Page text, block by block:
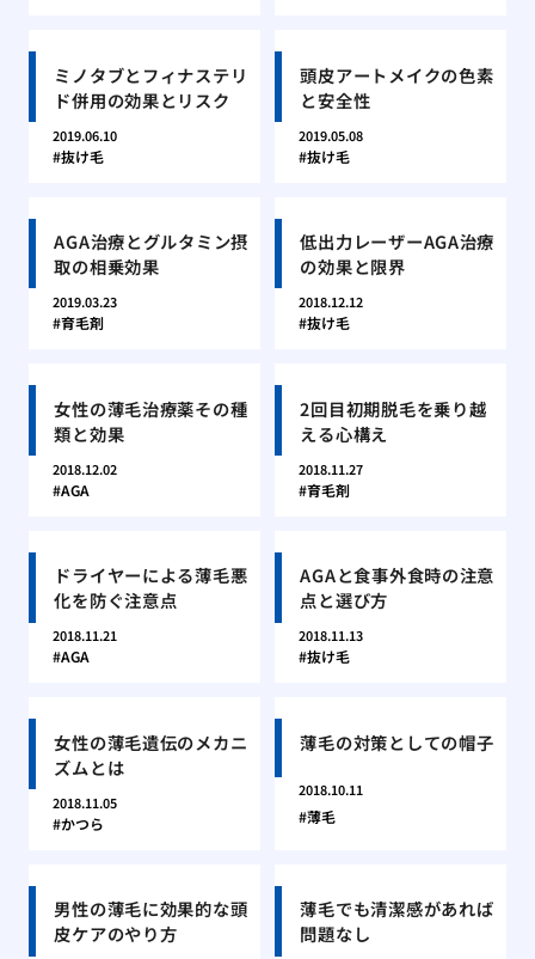
ミノタブとフィナステリ
ド併用の効果とリスク
2019.06.10
抜け毛
頭皮アートメイクの色素
と安全性
2019.05.08
抜け毛
AGA治療とグルタミン摂
取の相乗効果
2019.03.23
育毛剤
低出力レーザーAGA治療
の効果と限界
2018.12.12
抜け毛
女性の薄毛治療薬その種
類と効果
2018.12.02
AGA
2回目初期脱毛を乗り越
える心構え
2018.11.27
育毛剤
ドライヤーによる薄毛悪
化を防ぐ注意点
2018.11.21
AGA
AGAと食事外食時の注意
点と選び方
2018.11.13
抜け毛
女性の薄毛遺伝のメカニ
ズムとは
2018.11.05
かつら
薄毛の対策としての帽子
2018.10.11
薄毛
男性の薄毛に効果的な頭
皮ケアのやり方
薄毛でも清潔感があれば
問題なし